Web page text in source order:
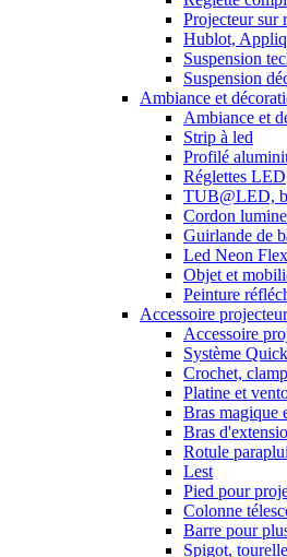
Projecteur sur
Hublot,
Suspension
Suspension
Ambiance et
Ambiance et
Strip à led
Profilé
Réglettes LED
TUB@LED,
Cordon
Guirlande de
Led Neon Flex
Objet et
Peinture
Accessoire projecteur
Accessoire
Système
Crochet,
Platine et
Bras magique
Bras
Rotule
Lest
Pied pour
Colonne
Barre pour
Spigot,